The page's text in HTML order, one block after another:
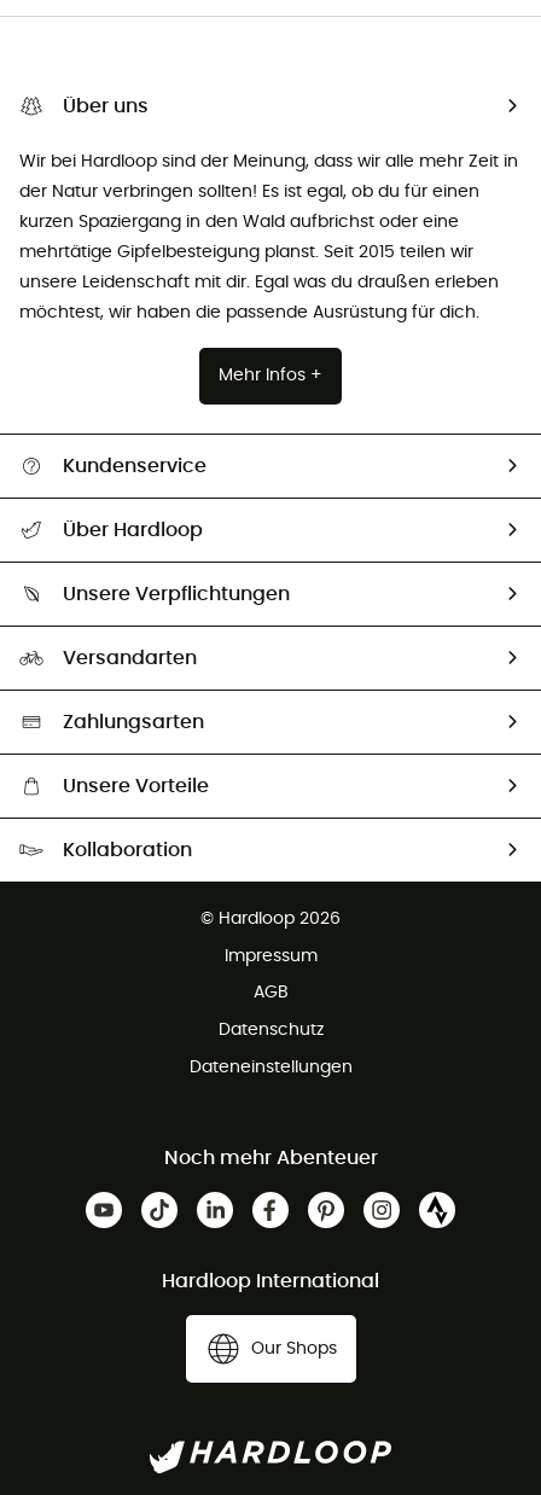
Über uns
Wir bei Hardloop sind der Meinung, dass wir alle mehr Zeit in
der Natur verbringen sollten! Es ist egal, ob du für einen
kurzen Spaziergang in den Wald aufbrichst oder eine
mehrtätige Gipfelbesteigung planst. Seit 2015 teilen wir
unsere Leidenschaft mit dir. Egal was du draußen erleben
möchtest, wir haben die passende Ausrüstung für dich.
Mehr Infos +
Kundenservice
Größentabelle
Über Hardloop
Unsere Botschafter
Unsere Verpflichtungen
Auswahl an nachhaltigen Produkten
Versandarten
Zahlungsarten
Unsere Vorteile
Kollaboration
© Hardloop 2026
Impressum
AGB
Datenschutz
Dateneinstellungen
Noch mehr Abenteuer
Hardloop International
Our Shops